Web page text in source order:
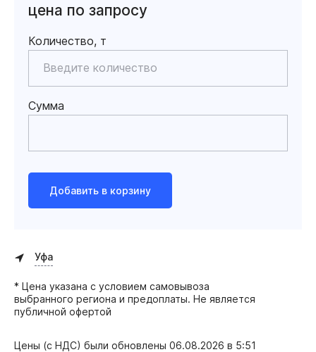
цена по запросу
Количество, т
Сумма
Добавить в корзину
Уфа
* Цена указана с условием самовывоза
выбранного региона и предоплаты. Не является
публичной офертой
Цены (с НДС) были обновлены 06.08.2026 в 5:51